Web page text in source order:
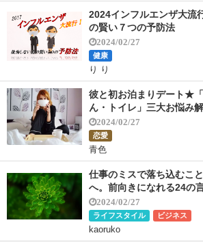
2024インフルエンザ大流
の賢い７つの予防法
2024/02/27
健康
り り
彼と初お泊まりデート★
ん・トイレ」三大お悩み
2024/02/27
恋愛
青色
仕事のミスで落ち込むこ
へ。前向きになれる24の
2024/02/27
ライフスタイル ビジネス
kaoruko